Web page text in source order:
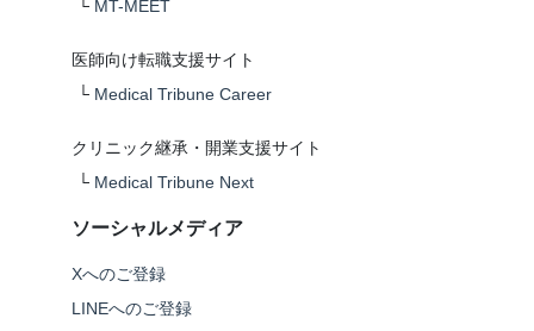
└ MT-MEET
医師向け転職支援サイト
└ Medical Tribune Career
クリニック継承・開業支援サイト
└ Medical Tribune Next
ソーシャルメディア
Xへのご登録
LINEへのご登録